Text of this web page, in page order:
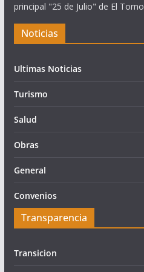
principal "25 de Julio" de El Torno
Noticias
Ultimas Noticias
Turismo
Salud
Obras
General
Convenios
Transparencia
Transicion